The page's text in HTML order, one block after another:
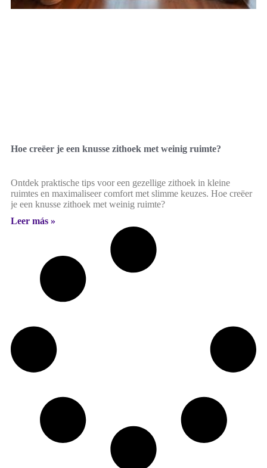
Hoe creëer je een knusse zithoek met weinig ruimte?
Ontdek praktische tips voor een gezellige zithoek in kleine
ruimtes en maximaliseer comfort met slimme keuzes. Hoe creëer
je een knusse zithoek met weinig ruimte?
Leer más »